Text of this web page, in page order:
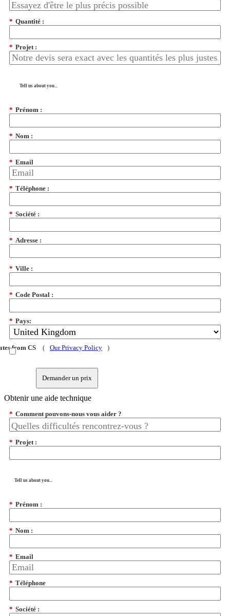
* Quantité :
* Projet :
Tell us about you...
* Prénom :
* Nom :
* Email
* Téléphone :
* Société :
* Adresse :
* Ville :
* Code Postal :
* Pays:
from CS ( Our Privacy Policy )
Demander un prix
Obtenir une aide technique
* Comment pouvons-nous vous aider ?
* Projet :
Tell us about you...
* Prénom :
* Nom :
* Email
* Téléphone
* Société :